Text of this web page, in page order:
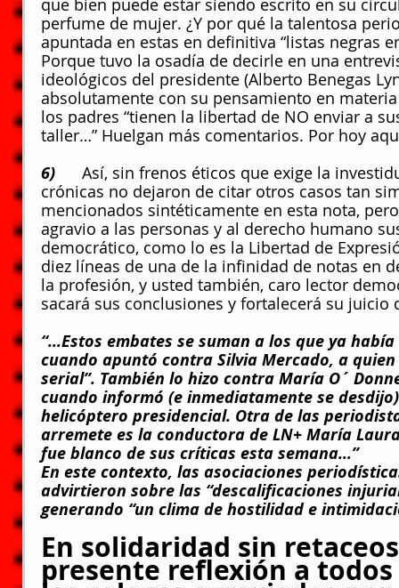
que bien puede estar siendo escrito en su
perfume de mujer. ¿Y por qué la talentosa
apuntada en estas en definitiva “listas negras
Porque tuvo la osadía de decirle en una
ideológicos del presidente (Alberto Benegas
absolutamente con su pensamiento en
los padres “tienen la libertad de NO enviar a
taller…” Huelgan más comentarios. Por hoy
6) Así, sin frenos éticos que exige la
crónicas no dejaron de citar otros casos tan
mencionados sintéticamente en esta nota,
agravio a las personas y al derecho humano
democrático, como lo es la Libertad de
diez líneas de una de la infinidad de notas en
la profesión, y usted también, caro lector
sacará sus conclusiones y fortalecerá su juicio
“…Estos embates se suman a los que ya
cuando apuntó contra Silvia Mercado, a
serial”. También lo hizo contra María O´
cuando informó (e inmediatamente se
helicóptero presidencial. Otra de las
arremete es la conductora de LN+ María
fue blanco de sus críticas esta semana…”
En este contexto, las asociaciones
advirtieron sobre las “descalificaciones
generando “un clima de hostilidad e
En solidaridad sin
presente reflexión a